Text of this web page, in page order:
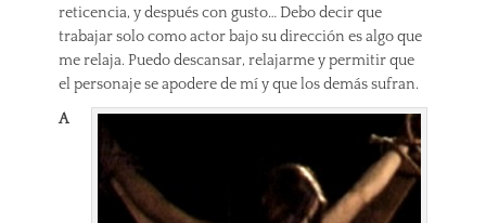
reticencia, y después con gusto… Debo decir que
trabajar solo como actor bajo su dirección es algo que
me relaja. Puedo descansar, relajarme y permitir que
el personaje se apodere de mí y que los demás sufran.
A